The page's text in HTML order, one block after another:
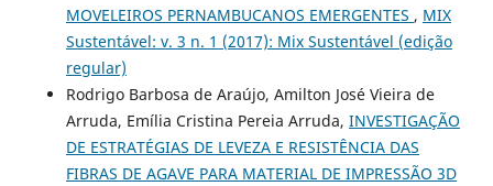
MOVELEIROS PERNAMBUCANOS EMERGENTES , MIX
Sustentável: v. 3 n. 1 (2017): Mix Sustentável (edição
regular)
Rodrigo Barbosa de Araújo, Amilton José Vieira de
Arruda, Emília Cristina Pereia Arruda, INVESTIGAÇÃO
DE ESTRATÉGIAS DE LEVEZA E RESISTÊNCIA DAS
FIBRAS DE AGAVE PARA MATERIAL DE IMPRESSÃO 3D